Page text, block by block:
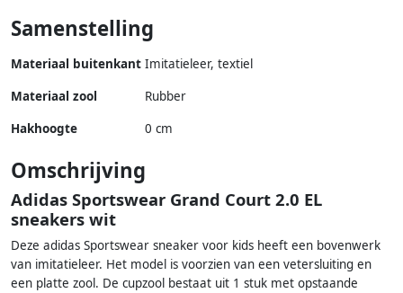
Samenstelling
Materiaal buitenkant Imitatieleer, textiel
Materiaal zool
Rubber
Hakhoogte
0 cm
Omschrijving
Adidas Sportswear Grand Court 2.0 EL
sneakers wit
Deze adidas Sportswear sneaker voor kids heeft een bovenwerk
van imitatieleer. Het model is voorzien van een vetersluiting en
een platte zool. De cupzool bestaat uit 1 stuk met opstaande